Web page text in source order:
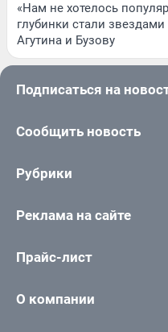
«Нам не хотелось
глубинки стали
Агутина и Бузову
Подписаться на
Сообщить новость
Рубрики
Реклама на сайте
Прайс-лист
О компании